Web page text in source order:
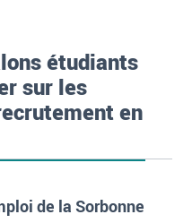
étudiants
sur les
en
de la Sorbonne